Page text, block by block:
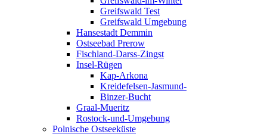
Greifswald Test
Greifswald Umgebung
Hansestadt Demmin
Ostseebad Prerow
Fischland-Darss-Zingst
Insel-Rügen
Kap-Arkona
Kreidefelsen-Jasmund-
Binzer-Bucht
Graal-Mueritz
Rostock-und-Umgebung
Polnische Ostseeküste